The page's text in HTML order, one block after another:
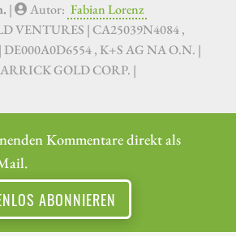
| Autor: Fabian Lorenz
VENTURES | CA25039N4084 ,
, K+S AG NA O.N. |
GOLD CORP. |
Kommentare direkt als
ABONNIEREN